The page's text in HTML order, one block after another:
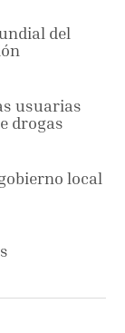
del
usuarias
drogas
local